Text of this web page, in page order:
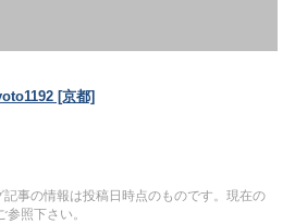
[京都]
事の情報は投稿日時点のものです。現在の
照下さい。